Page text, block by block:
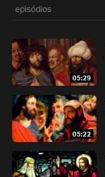
episódios
05:29
05:22